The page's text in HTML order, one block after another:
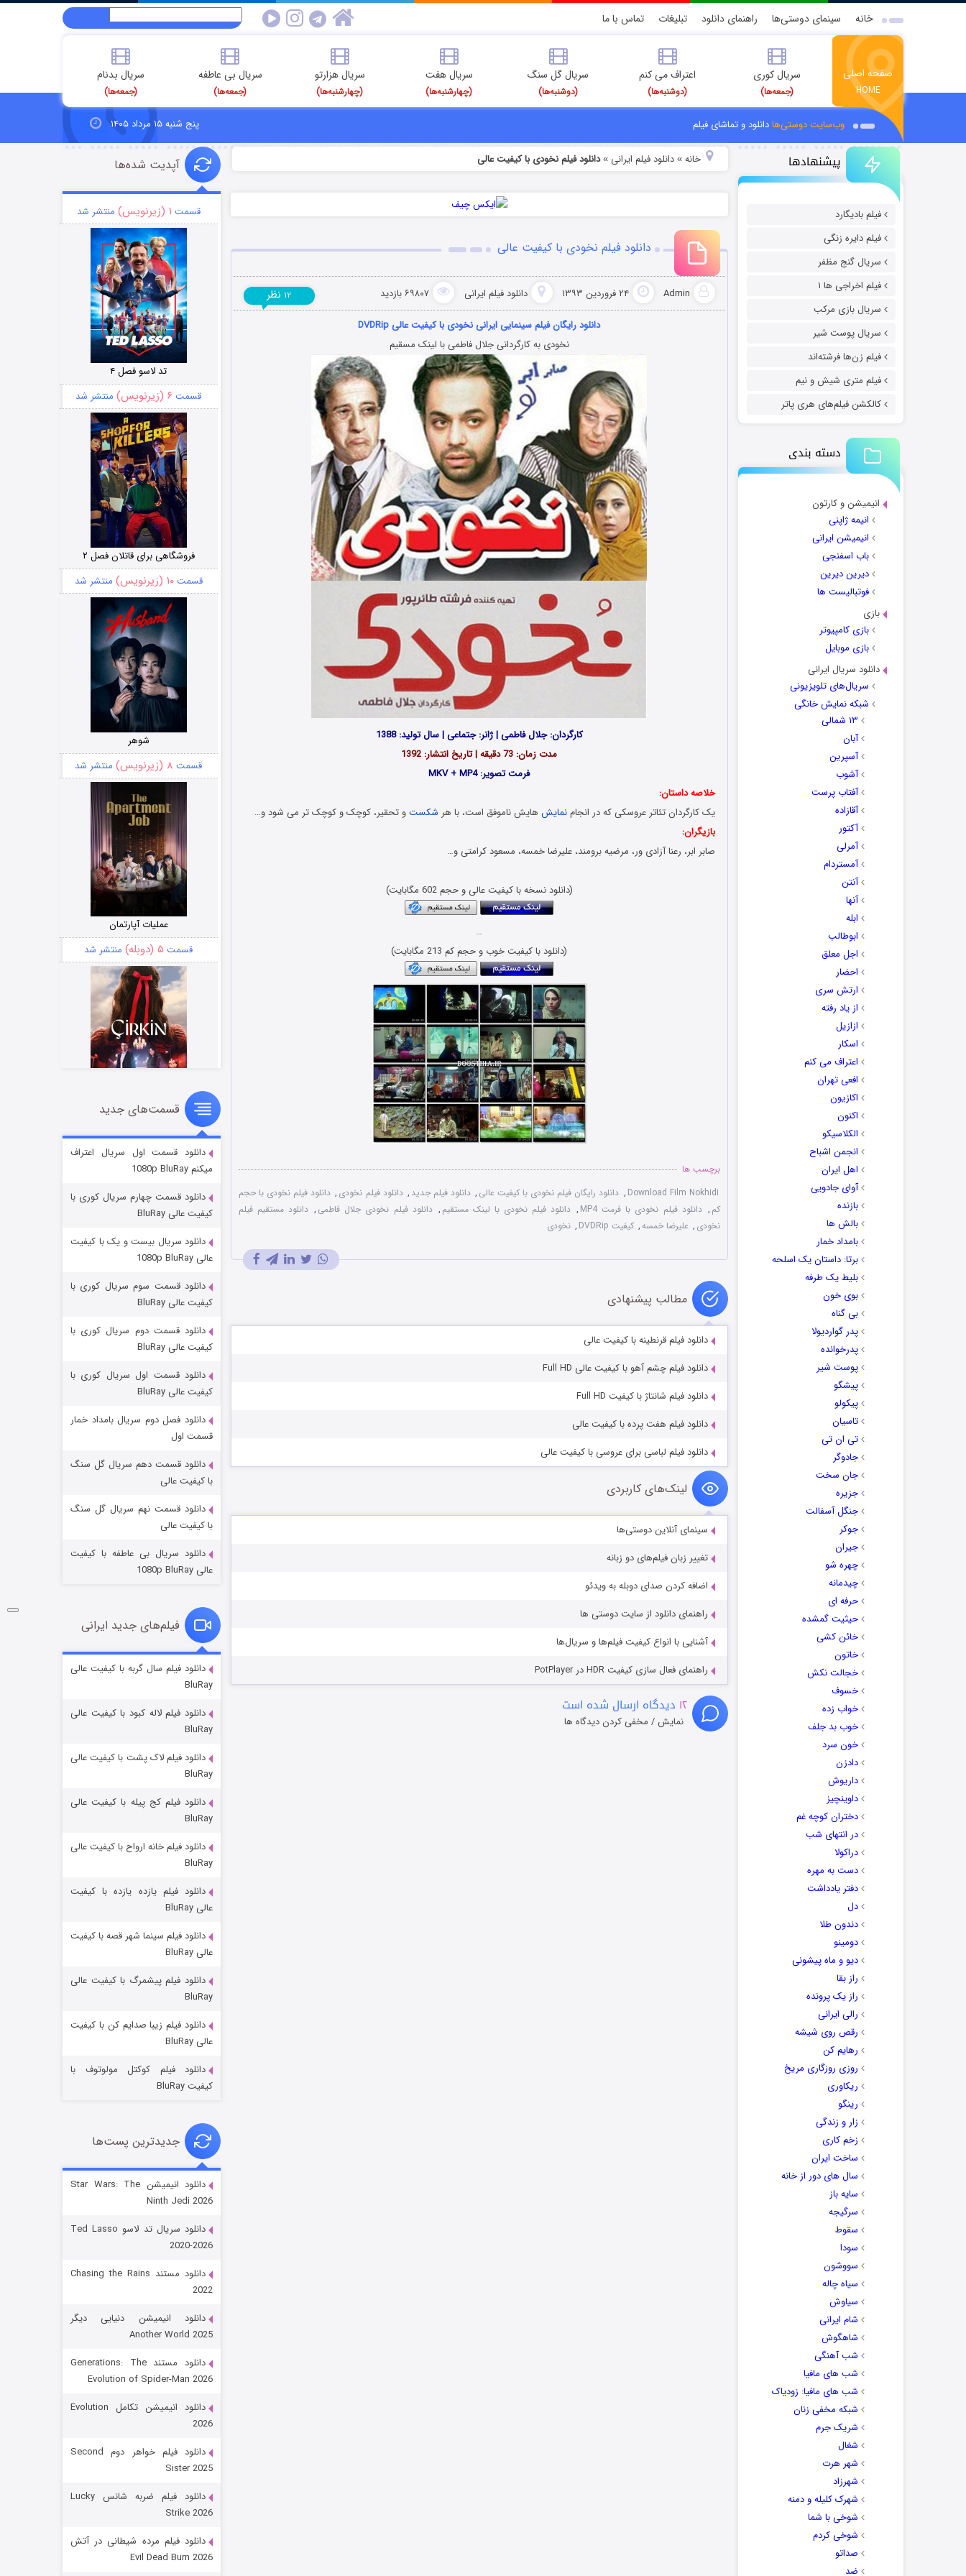
خانه سینمای دوستی‌ها راهنمای دانلود تبلیغات تماس با ما
صفحه اصلی
HOME
سریال کوری
(جمعه‌ها)
اعتراف می کنم
(دوشنبه‌ها)
سریال گل سنگ
(دوشنبه‌ها)
سریال هفت
(چهارشنبه‌ها)
سریال هزارتو
(چهارشنبه‌ها)
سریال بی عاطفه
(جمعه‌ها)
سریال بدنام
(جمعه‌ها)
وب‌سایت دوستی‌هادانلود و تماشای فیلم پنج شنبه ۱۵ مرداد ۱۴۰۵
پیشنهادها
فیلم بادیگارد
فیلم دایره زنگی
سریال گنج مظفر
فیلم اخراجی ها ۱
سریال بازی مرکب
سریال پوست شیر
فیلم زن‌ها فرشته‌اند
فیلم متری شیش و نیم
کالکشن فیلم‌های هری پاتر
دسته بندی
انیمیشن و کارتون
انیمه ژاپنی
انیمیشن ایرانی
باب اسفنجی
دیرین دیرین
فوتبالیست ها
بازی
بازی کامپیوتر
بازی موبایل
دانلود سریال ایرانی
سریال‌های تلویزیونی
شبکه نمایش خانگی
۱۳ شمالی
آبان
آسپرین
آشوب
آفتاب پرست
آقازاده
آکتور
آمرلی
آمستردام
آنتن
آنها
ابله
ابوطالب
اجل معلق
احضار
ارتش سری
از یاد رفته
ازازیل
اسکار
اعتراف می کنم
افعی تهران
اکازیون
اکنون
الکلاسیکو
انجمن اشباح
اهل ایران
آوای جادویی
بازنده
بالش ها
بامداد خمار
برتا: داستان یک اسلحه
بلیط یک‌‌ طرفه
بوی خون
بی گناه
پدر گواردیولا
پدرخوانده
پوست شیر
پیشگو
پیکولو
تاسیان
تی ان تی
جادوگر
جان سخت
جزیره
جنگل آسفالت
جوکر
جیران
چهره شو
چیدمانه
حرفه ای
حیثیت گمشده
خائن کشی
خاتون
خجالت نکش
خسوف
خواب زده
خوب بد جلف
خون سرد
دادزن
داریوش
داوینچیز
دختران کوچه غم
در انتهای شب
دراکولا
دست به مهره
دفتر یادداشت
دل
دندون طلا
دومینو
دیو و ماه پیشونی
راز بقا
راز یک پرونده
رالی ایرانی
رقص روی شیشه
رهایم کن
روزی روزگاری مریخ
ریکاوری
رینگو
زار و زندگی
زخم کاری
ساخت ایران
سال های دور از خانه
سایه باز
سرگیجه
سقوط
سودا
سووشون
سیاه چاله
سیاوش
شام ایرانی
شاهگوش
شب آهنگی
شب های مافیا
شب های مافیا: زودیاک
شبکه مخفی زنان
شریک جرم
شغال
شهر هرت
شهرزاد
شهرک کلیله و دمنه
شوخی با شما
شوخی کردم
صداتو
ضد
خانه» دانلود فیلم‌ ایرانی »دانلود فیلم نخودی با کیفیت عالی
دانلود فیلم نخودی با کیفیت عالی
Admin ۲۴ فروردین ۱۳۹۳ دانلود فیلم‌ ایرانی ۶۹۸۰۷ بازدید ۱۲ نظر
دانلود رایگان فیلم سینمایی ایرانی نخودی با کیفیت عالی DVDRip
نخودی به کارگردانی جلال فاطمی با لینک مسقیم
کارگردان: جلال فاطمی | ژانر: جتماعی | سال تولید: 1388
مدت زمان: 73 دقیقه | تاریخ انتشار: 1392
فرمت تصویر: MKV + MP4
خلاصه داستان:
یک کارگردان تئاتر عروسکی که در انجامنمایش هایش ناموفق است، با هر شکستو تحقیر، کوچک و کوچک تر می شود و…
بازیگران:
صابر ابر، رعنا آزادی ور، مرضیه برومند، علیرضا خمسه، مسعود کرامتی و…
(دانلود نسخه با کیفیت عالی و حجم 602 مگابایت)
…
(دانلود با کیفیت خوب و حجم کم 213 مگابایت)
برچسب ها
Download Film Nokhidi
, دانلود رایگان فیلم نخودی با کیفیت عالی , دانلود فیلم جدید , دانلود فیلم نخودی , دانلود فیلم نخودی با حجم
کم , دانلود فیلم نخودی با فرمت MP4 , دانلود فیلم نخودی با لینک مستقیم , دانلود فیلم نخودی جلال فاطمی , دانلود مستقیم فیلم
نخودی , علیرضا خمسه, کیفیت DVDRip , نخودی
مطالب پیشنهادی
دانلود فیلم قرنطینه با کیفیت عالی
دانلود فیلم چشم آهو با کیفیت عالی Full HD
دانلود فیلم شانتاژ با کیفیت Full HD
دانلود فیلم هفت پرده با کیفیت عالی
دانلود فیلم لباسی برای عروسی با کیفیت عالی
لینک‌های کاربردی
سینمای آنلاین دوستی‌ها
تغییر زبان فیلم‌های دو زبانه
اضافه کردن صدای دوبله به ویدئو
راهنمای دانلود از سایت دوستی ها
آشنایی با انواع کیفیت فیلم‌ها و سریال‌ها
راهنمای فعال سازی کیفیت HDR در PotPlayer
۱۲ دیدگاه ارسال شده است
نمایش / مخفی کردن دیدگاه ها
آپدیت شده‌ها
قسمت ۱ (زیرنویس) منتشر شد
تد لاسو فصل ۴
قسمت ۶ (زیرنویس) منتشر شد
فروشگاهی برای قاتلان فصل ۲
قسمت۱۰ (زیرنویس) منتشر شد
شوهر
قسمت ۸ (زیرنویس) منتشر شد
عملیات آپارتمان
قسمت ۵ (دوبله) منتشر شد
سریال زشت
قسمت۲ (زیرنویس) منتشر شد
مردگان متحرک: شهر مرده ۳
شکست استوارت در نجات جهان
قسمت ۷ (زیرنویس) منتشر شد
شوگر فصل ۲
قسمت
خاندان اژدها فصل ۳
جادوگری در مغولستان
قسمت۶ (زیرنویس)
رویایی برای تو
قسمت
قسمت‌های جدید
دانلود قسمت اول سریال اعتراف
میکنم 1080p BluRay
دانلود قسمت چهارم سریال کوری با
کیفیت عالی BluRay
دانلود سریال بیست و یک با کیفیت
عالی 1080p BluRay
دانلود قسمت سوم سریال کوری با
کیفیت عالی BluRay
دانلود قسمت دوم سریال کوری با
کیفیت عالی BluRay
دانلود قسمت اول سریال کوری با
کیفیت عالی BluRay
دانلود فصل دوم سریال بامداد خمار
قسمت اول
دانلود قسمت دهم سریال گل سنگ
با کیفیت عالی
دانلود قسمت نهم سریال گل سنگ
با کیفیت عالی
دانلود سریال بی عاطفه با کیفیت
عالی 1080p BluRay
فیلم‌های جدید ایرانی
دانلود فیلم سال گربه با کیفیت عالی
BluRay
دانلود فیلم لاله کبود با کیفیت عالی
BluRay
دانلود فیلم لاک پشت با کیفیت عالی
BluRay
دانلود فیلم کج‌ پیله با کیفیت عالی
BluRay
دانلود فیلم خانه ارواح با کیفیت عالی
BluRay
دانلود فیلم یازده یازده با کیفیت
عالی BluRay
دانلود فیلم سینما شهر قصه با کیفیت
عالی BluRay
دانلود فیلم پیشمرگ با کیفیت عالی
BluRay
دانلود فیلم زیبا صدایم کن با کیفیت
عالی BluRay
دانلود فیلم کوکتل مولوتوف با
کیفیت BluRay
جدیدترین پست‌ها
دانلود انیمیشن Star Wars: The
Ninth Jedi 2026
دانلود سریال تد لاسو Ted Lasso
2020-2026
دانلود مستند Chasing the Rains
2022
دانلود انیمیشن دنیایی دیگر
Another World 2025
دانلود مستند Generations: The
Evolution of Spider-Man 2026
دانلود انیمیشن تکامل Evolution
2026
دانلود فیلم خواهر دوم Second
Sister 2025
دانلود فیلم ضربه شانس Lucky
Strike 2026
دانلود فیلم مرده شیطانی در آتش
Evil Dead Burn 2026